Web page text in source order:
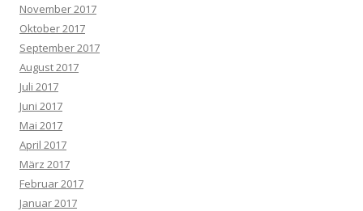
November 2017
Oktober 2017
September 2017
August 2017
Juli 2017
Juni 2017
Mai 2017
April 2017
März 2017
Februar 2017
Januar 2017